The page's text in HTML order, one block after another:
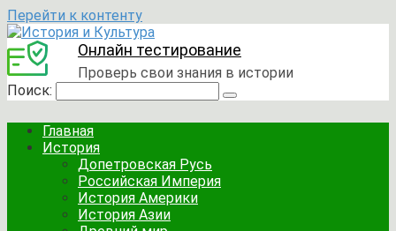
Перейти к контенту
Онлайн тестирование
Проверь свои знания в истории
Поиск:
Главная
История
Допетровская Русь
Российская Империя
История Америки
История Азии